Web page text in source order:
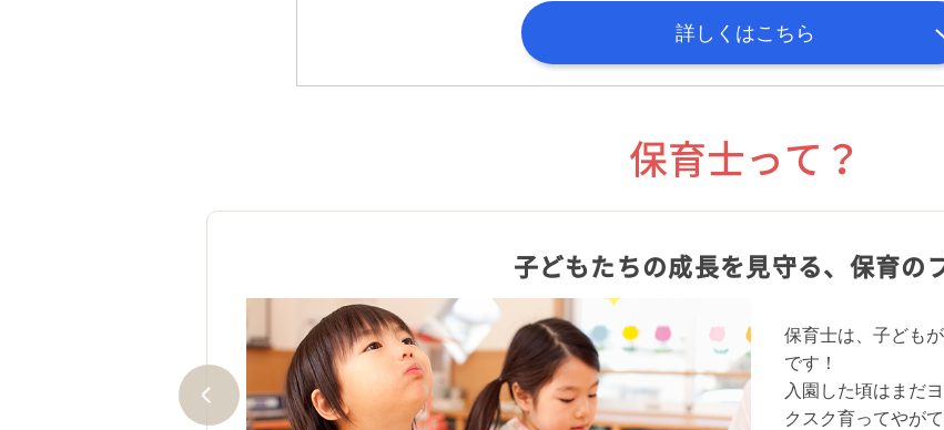
詳しくはこちら
保育士って？
。解答しやすいのが特徴で
子どもたちの成長を見守る、 保育の
保育士は、子ども
です！
入園した頃はまだ
クスク育ってやが